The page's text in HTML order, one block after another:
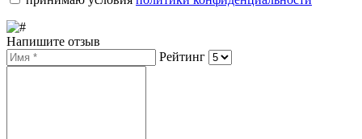
Напишите отзыв
Рейтинг